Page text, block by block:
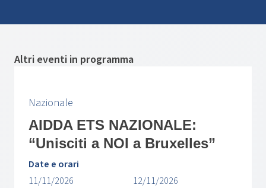
Altri eventi in programma
Nazionale
AIDDA ETS NAZIONALE:
“Unisciti a NOI a Bruxelles”
Date e orari
11/11/2026
12/11/2026